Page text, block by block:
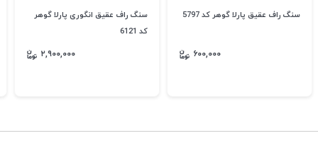
سنگ راف عقیق پارلا گوهر کد 5797
۶۰۰,۰۰۰
سنگ راف عقیق انگوری پارلا گوهر
کد 6121
۲,۹۰۰,۰۰۰